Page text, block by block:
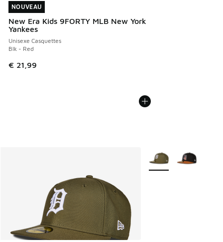
NOUVEAU
New Era Kids 9FORTY MLB New York
Yankees
Unisexe Casquettes
Blk - Red
€ 21,99
NOUVEAU
Plus de couleurs